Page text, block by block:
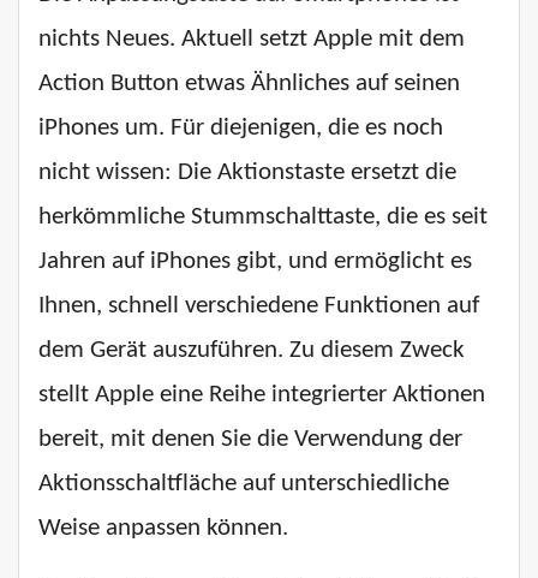
nichts Neues. Aktuell setzt Apple mit dem
Action Button etwas Ähnliches auf seinen
iPhones um. Für diejenigen, die es noch
nicht wissen: Die Aktionstaste ersetzt die
herkömmliche Stummschalttaste, die es seit
Jahren auf iPhones gibt, und ermöglicht es
Ihnen, schnell verschiedene Funktionen auf
dem Gerät auszuführen. Zu diesem Zweck
stellt Apple eine Reihe integrierter Aktionen
bereit, mit denen Sie die Verwendung der
Aktionsschaltfläche auf unterschiedliche
Weise anpassen können.